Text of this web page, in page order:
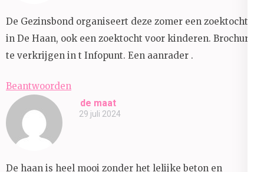
De Gezinsbond organiseert deze zomer een zoektocht
in De Haan, ook een zoektocht voor kinderen. Brochure
te verkrijgen in t Infopunt. Een aanrader .
Beantwoorden
de maat
29 juli 2024
De haan is heel mooi zonder het lelijke beton en